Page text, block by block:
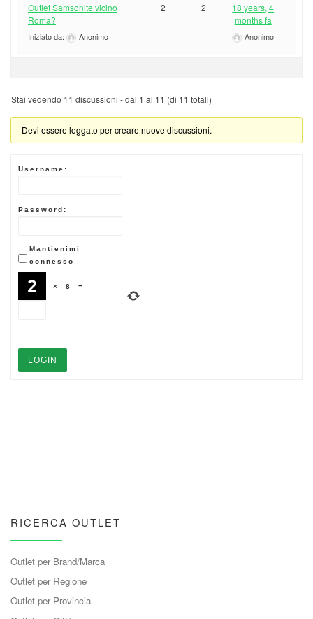
Outlet Samsonite vicino
Roma?
Iniziato da: Anonimo
2 2
18 years, 4
months fa
Anonimo
Stai vedendo 11 discussioni - dal 1 al 11 (di 11 totali)
Devi essere loggato per creare nuove discussioni.
Username:
Password:
Mantienimi
connesso
× 8 =
LOGIN
RICERCA OUTLET
Outlet per Brand/Marca
Outlet per Regione
Outlet per Provincia